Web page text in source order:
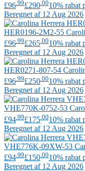
£96 .99£290 .0010% rabat
Beregnet af 12 Aug 2026
HER0196-2M2-55
£96 .99£265 .0010% rabat
Beregnet af 12 Aug 2026
HER0271-807-54
£96 .99£250 .0010% rabat
Beregnet af 12 Aug 2026
VHE770K-0752-53
£94 .99£175 .0010% rabat
Beregnet af 12 Aug 2026
VHE776K-09XW-53
£94 .99£150 .0010% rabat
Beregnet af 12 Aug 2026